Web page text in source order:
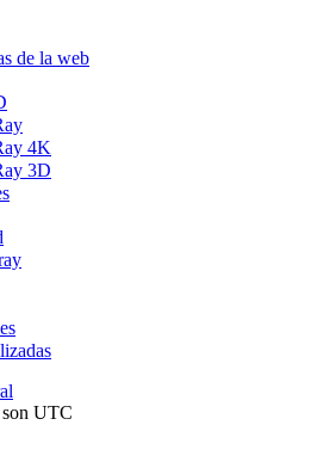
de la web
4K
3D
UTC